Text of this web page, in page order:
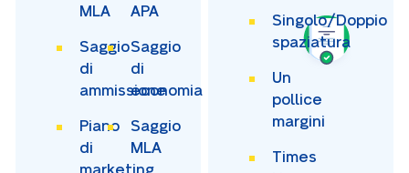
MLA
APA
Saggio
di
ammissione
Saggio
di
economia
Piano
di
Saggio
MLA
Singolo/Doppio
spaziatura
Un
pollice
margini
Times